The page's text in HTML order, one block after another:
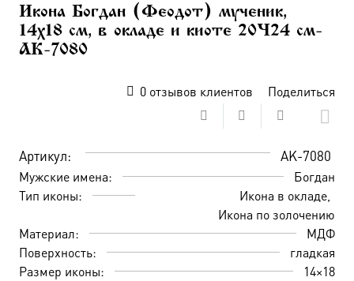
Икона Богдан (Феодот) мученик,
14х18 см, в окладе и киоте 20×24 см-
AK-7080
0отзывов клиентов Поделиться
Артикул: AK-7080
Мужские имена:
Богдан
Тип иконы:
Икона в окладе
Икона по золочению
Материал:
МДФ
Поверхность:
гладкая
Размер иконы:
14×18